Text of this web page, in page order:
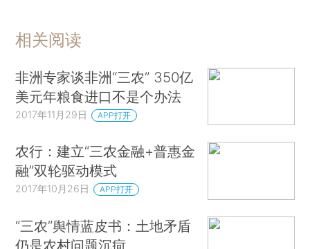
相关阅读
非洲专家谈非洲“三农” 350亿
美元年粮食进口不是个办法
2017年11月29日 APP打开
农行：建立“三农金融+普惠金
融”双轮驱动模式
2017年10月26日 APP打开
“三农”舆情蓝皮书：土地矛盾
仍是农村问题沉疴